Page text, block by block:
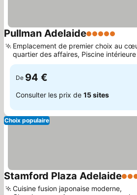
Pullman Adelaide5 Étoiles
Emplacement de premier choix au
quartier des affaires, Piscine
installations de bien-être
De 94 €
Consulter les prix de 15 sites
Choix populaire
Stamford Plaza Adelaide5
Cuisine fusion japonaise moderne,